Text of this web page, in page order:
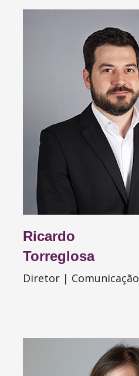
Ricardo
Torreglosa
Diretor | Comunicação